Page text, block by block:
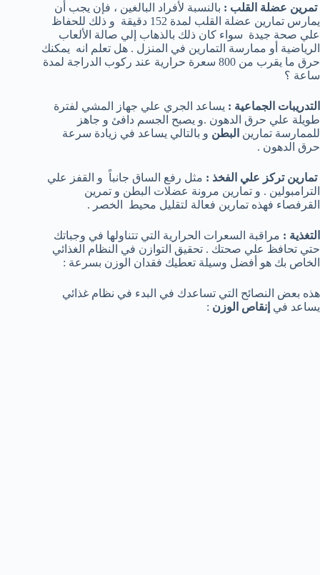
تمرين عضلة القلب : بالنسبة لأفراد البالغين ، فإن يجب أن
يمارس تمارين عضلة القلب لمدة 152 دقيقة و ذلك للحفاظ
علي صحة جيدة سواء كان ذلك بالذهاب إلي صالة الألعاب
الرياضية أو ممارسة التمارين في المنزل . هل تعلم انه يمكنك
حرق ما يقرب من 800 سعرة حرارية عند ركوب الدراجة لمدة
ساعة ؟
التدريبات الجماعية : يساعد الجري علي جهاز المشي لفترة
طويلة علي حرق الدهون .و يصبح الجسم دافئ و جاهز
للممارسة تمارين البطن و بالتالي يساعد في زيادة سرعة
حرق الدهون .
تمارين تركز علي الفخذ : مثل رفع الساق جانباً و القفز علي
الترامبولين . و تمارين مرونة عضلات البطن و تمرين
القرفصاء فهذه تمارين فعالة لتقليل محيط الخصر .
التغذية : مراقبة السعرات الحرارية التي تتناولها في وجباتك
حتي تحافظ علي صحتك . تحقيق التوازن في النظام الغذائي
الخاص بك هو أفضل وسيلة تعطيك فقدان الوزن بسرعة :
هذه بعض النصائح التي تساعدك في البدء في نظام غذائي
يساعد في إنقاص الوزن :